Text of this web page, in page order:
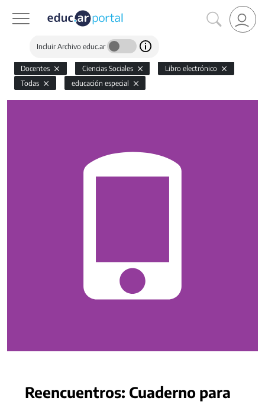
Incluir Archivo educ.ar
Docentes Ciencias Sociales
Libro electrónico
Todas
educación especial
Reencuentros: Cuaderno para